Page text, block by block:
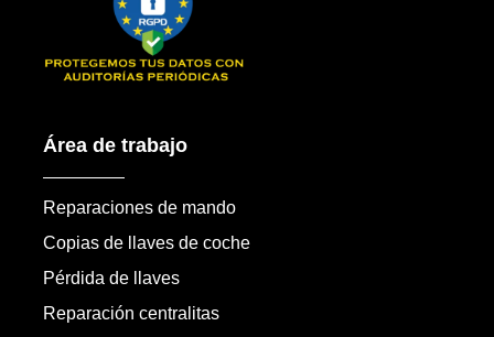
Área de trabajo
Reparaciones de mando
Copias de llaves de coche
Pérdida de llaves
Reparación centralitas